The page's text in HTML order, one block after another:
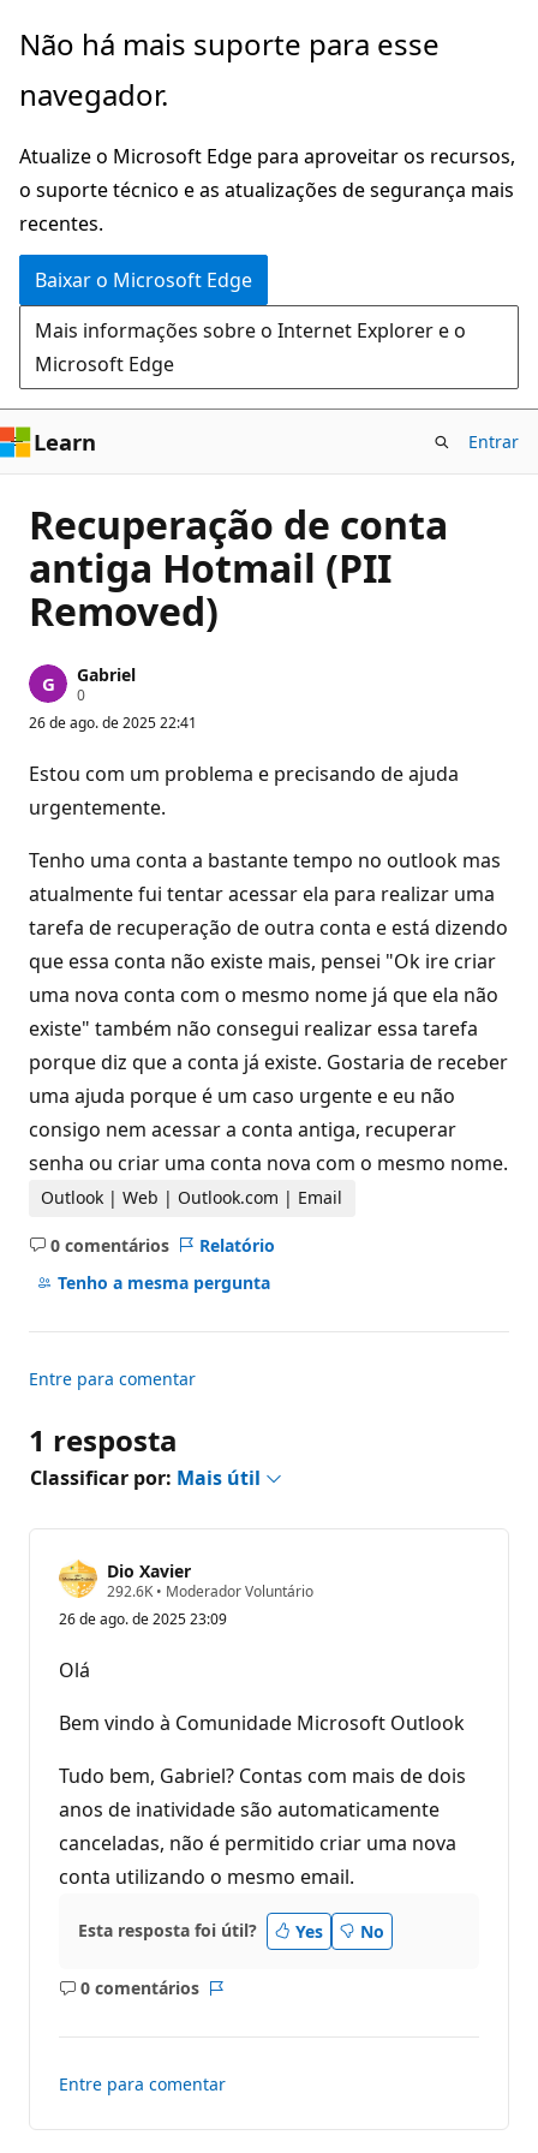
Pular
o
principal
Não há mais suporte para esse
navegador.
Atualize o Microsoft Edge para aproveitar os recursos,
o suporte técnico e as atualizações de segurança mais
recentes.
Baixar o Microsoft Edge
Mais informações sobre o Internet Explorer e o
Microsoft Edge
Learn Entrar
Recuperação de conta
antiga Hotmail (PII
Removed)
Gabriel
0P
n
o
s
d
e
e
u
a
ã
26 de ago. de 2025 22:41
Estou com um problema e precisando de ajuda
urgentemente.
Tenho uma conta a bastante tempo no outlook mas
atualmente fui tentar acessar ela para realizar uma
tarefa de recuperação de outra conta e está dizendo
que essa conta não existe mais, pensei "Ok ire criar
uma nova conta com o mesmo nome já que ela não
existe" também não consegui realizar essa tarefa
porque diz que a conta já existe. Gostaria de receber
uma ajuda porque é um caso urgente e eu não
consigo nem acessar a conta antiga, recuperar
senha ou criar uma conta nova com o mesmo nome.
Outlook | Web | Outlook.com | Email
0 comentários
Sem
comentários
Relatório
Tenho a mesma pergunta
Entre para comentar
1 resposta
Classificar por: Mais útil
Dio Xavier
292.6K P
n
e
r
p
u
t
ç
o
• Moderador Voluntário
26 de ago. de 2025 23:09
Olá
Bem vindo à Comunidade Microsoft Outlook
Tudo bem, Gabriel? Contas com mais de dois
anos de inatividade são automaticamente
canceladas, não é permitido criar uma nova
conta utilizando o mesmo email.
Esta resposta foi útil? Yes No
0 comentários
Sem
Entre para comentar